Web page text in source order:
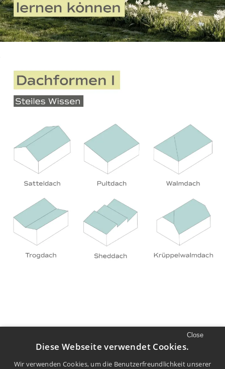
LUST AUF MEHR
Mehr Filme und Diskurs finden Sie auf
Close
Diese Webseite verwendet Cookies.
Wir verwenden Cookies, um die Benutzerfreundlichkeit unserer